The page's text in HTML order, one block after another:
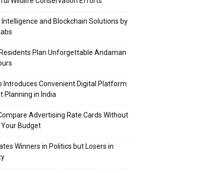
and Blockchain Solutions by
Plan Unforgettable Andaman
Introduces Convenient Digital Platform
Planning in India
Advertising Rate Cards Without
Budget
Winners in Politics but Losers in